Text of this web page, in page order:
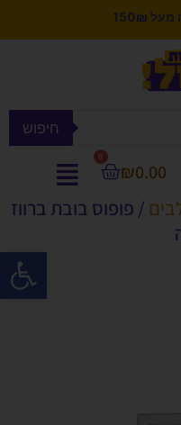
פתח
150₪
חיפוש
₪0.00
0
/ פופוס בובת ברווז